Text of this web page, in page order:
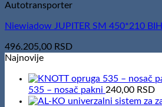
Autotransporter
Niewiadow JUPITER SM 450*210 BIH
496.205,00 RSD
Najnovije
535 – nosač pakni 240,00 RSD